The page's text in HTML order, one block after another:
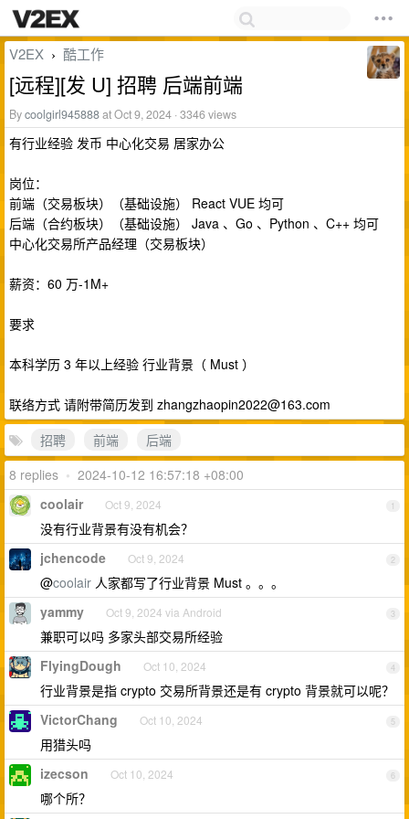
V2EX › 酷工作
[远程][发 U] 招聘 后端前端
Bycoolgirl945888at Oct 9, 2024 · 3346 views
有行业经验 发币 中心化交易 居家办公
岗位：
前端（交易板块）（基础设施） React VUE 均可
后端（合约板块）（基础设施） Java 、Go 、Python 、C++ 均可
中心化交易所产品经理（交易板块）
薪资：60 万-1M+
要求
本科学历 3 年以上经验 行业背景（ Must ）
联络方式 请附带简历发到 zhangzhaopin2022@163.com
招聘
前端
后端
8 replies • 2024-10-12 16:57:18 +08:00
1
coolair Oct 9, 2024
没有行业背景有没有机会？
2
jchencode Oct 9, 2024
@coolair 人家都写了行业背景 Must 。。。
3
yammy Oct 9, 2024 via Android
兼职可以吗 多家头部交易所经验
4
FlyingDough Oct 10, 2024
行业背景是指 crypto 交易所背景还是有 crypto 背景就可以呢？
5
VictorChang Oct 10, 2024
用猎头吗
6
izecson Oct 10, 2024
哪个所？